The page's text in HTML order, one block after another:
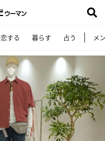
恋する 暮らす 占う メ